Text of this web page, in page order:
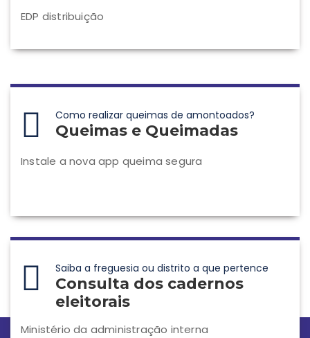
EDP distribuição
Como realizar queimas de amontoados?
Queimas e Queimadas
Instale a nova app queima segura
Saiba a freguesia ou distrito a que pertence
Consulta dos cadernos
eleitorais
Ministério da administração interna